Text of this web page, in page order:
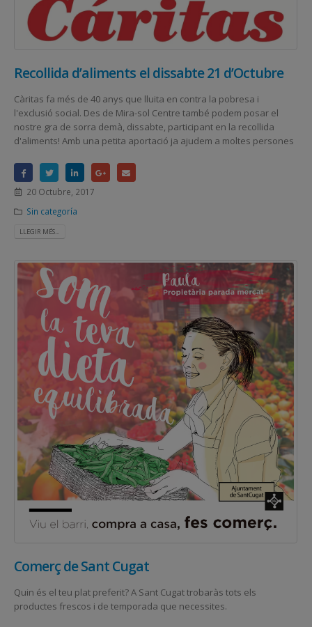
Recollida d’aliments el dissabte 21 d’Octubre
Càritas fa més de 40 anys que lluita en contra la pobresa i
l'exclusió social. Des de Mira-sol Centre també podem posar el
nostre gra de sorra demà, dissabte, participant en la recollida
d'aliments! Amb una petita aportació ja ajudem a moltes persones
20 Octubre, 2017
Sin categoría
LLEGIR MÉS...
Comerç de Sant Cugat
Quin és el teu plat preferit? A Sant Cugat trobaràs tots els
productes frescos i de temporada que necessites.